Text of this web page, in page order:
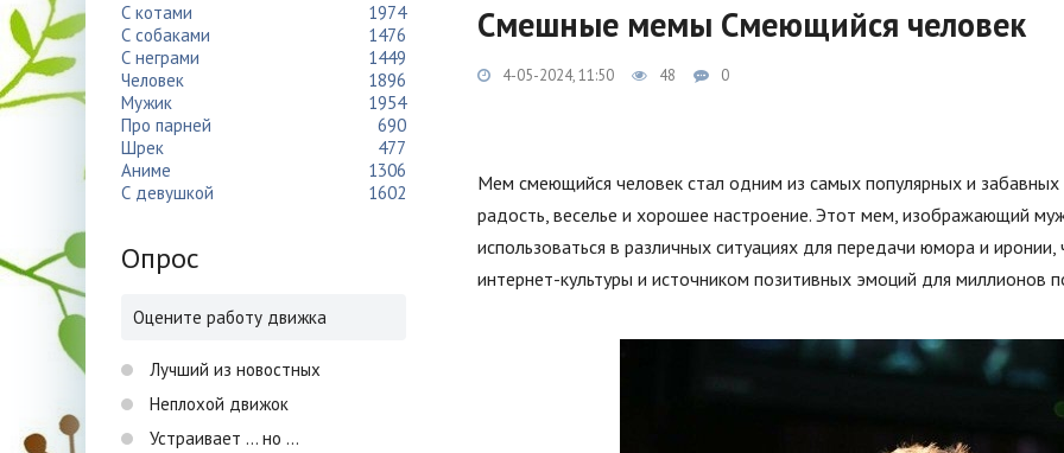
Смешные мемы Смеющийся человек
4-05-2024, 11:50 48 0
Мем смеющийся человек стал одним из самых популярных и забавных
радость, веселье и хорошее настроение. Этот мем, изображающий
использоваться в различных ситуациях для передачи юмора и
интернет-культуры и источником позитивных эмоций для миллионов
С котами
1974
С собаками
1476
С неграми
1449
Человек
1896
Мужик
1954
Про парней
690
Шрек
477
Аниме
1306
С девушкой
1602
Опрос
Оцените работу движка
Лучший из новостных
Неплохой движок
Устраивает ... но ...